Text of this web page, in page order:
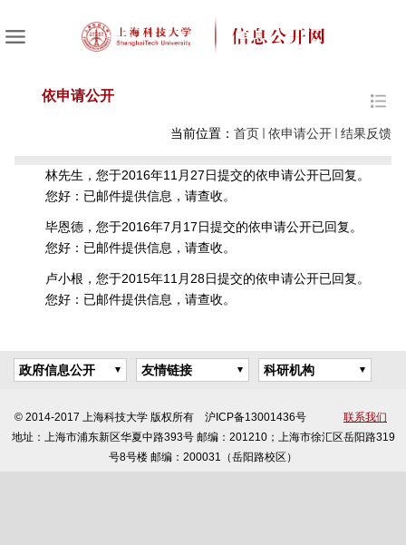
依申请公开
当前位置： 首页 依申请公开 结果反馈
林先生，您于2016年11月27日提交的依申请公开已回复。
您好：已邮件提供信息，请查收。
毕恩德，您于2016年7月17日提交的依申请公开已回复。
您好：已邮件提供信息，请查收。
卢小根，您于2015年11月28日提交的依申请公开已回复。
您好：已邮件提供信息，请查收。
政府信息公开 友情链接 科研机构
© 2014-2017 上海科技大学 版权所有 沪ICP备13001436号
联系我们
地址：上海市浦东新区华夏中路393号 邮编：201210；上海市徐汇区岳阳路319
号8号楼 邮编：200031（岳阳路校区）